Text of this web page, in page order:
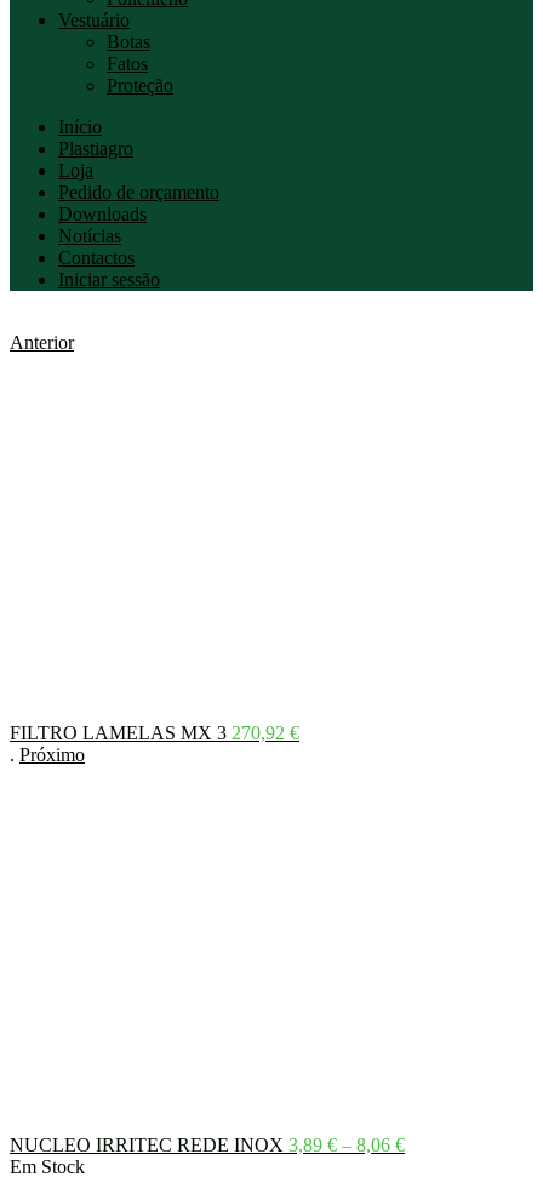
Vestuário
Botas
Fatos
Proteção
Início
Plastiagro
Loja
Pedido de orçamento
Downloads
Notícias
Contactos
Iniciar sessão
Anterior
FILTRO LAMELAS MX 3 270,92 €
. Próximo
NUCLEO IRRITEC REDE INOX 3,89 € – 8,06 €Price
Em Stock